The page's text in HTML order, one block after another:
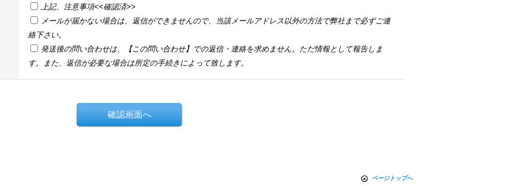
上記、注意事項<<確認済>>
メールが届かない場合は、返信ができませんので、当該メールアドレス以外の方法で弊社まで必ずご連
絡下さい。
発送後の問い合わせは、【この問い合わせ】での返信・連絡を求めません。ただ情報として報告しま
す。また、返信が必要な場合は所定の手続きによって致します。
ページトップへ